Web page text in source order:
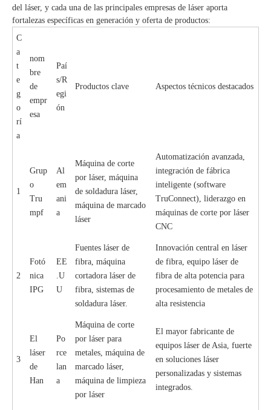
del láser, y cada una de las principales empresas de láser aporta
fortalezas específicas en generación y oferta de productos:
C
a
t
e
g
o
rí
a
nom
bre
de
empr
esa
Paí
s/R
egi
ón
Productos clave Aspectos técnicos destacados
1
Grup
o
Tru
mpf
Al
em
ani
a
Máquina de corte
por láser, máquina
de soldadura láser,
máquina de marcado
láser
Automatización avanzada,
integración de fábrica
inteligente (software
TruConnect), liderazgo en
máquinas de corte por láser
CNC
2
Fotó
nica
IPG
EE
.U
U
Fuentes láser de
fibra, máquina
cortadora láser de
fibra, sistemas de
soldadura láser.
Innovación central en láser
de fibra, equipo láser de
fibra de alta potencia para
procesamiento de metales de
alta resistencia
3
El
láser
de
Han
Po
rce
lan
a
Máquina de corte
por láser para
metales, máquina de
marcado láser,
máquina de limpieza
por láser
El mayor fabricante de
equipos láser de Asia, fuerte
en soluciones láser
personalizadas y sistemas
integrados.